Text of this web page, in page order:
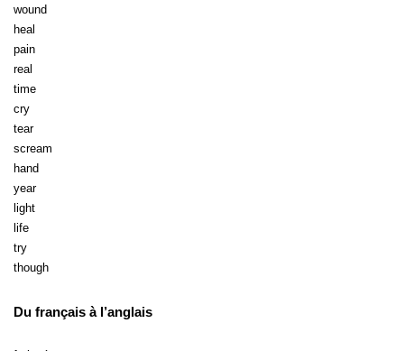
wound
heal
pain
real
time
cry
tear
scream
hand
year
light
life
try
though
Du français à l’anglais